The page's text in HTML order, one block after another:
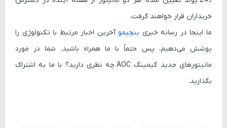
خریداران قرار خواهند گرفت.
ما اینجا در رسانه خبری بنچیمو آخرین اخبار مرتبط با تکنولوژی را
پوشش می‌دهیم، پس حتماً با ما همراه باشید. شما در مورد
مانیتورهای جدید گیمینگAOC چه نظری دارید؟ با ما به اشتراک
بگذارید.